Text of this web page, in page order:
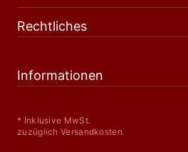
Rechtliches
Informationen
* Inklusive MwSt.
zuzüglich Versandkosten